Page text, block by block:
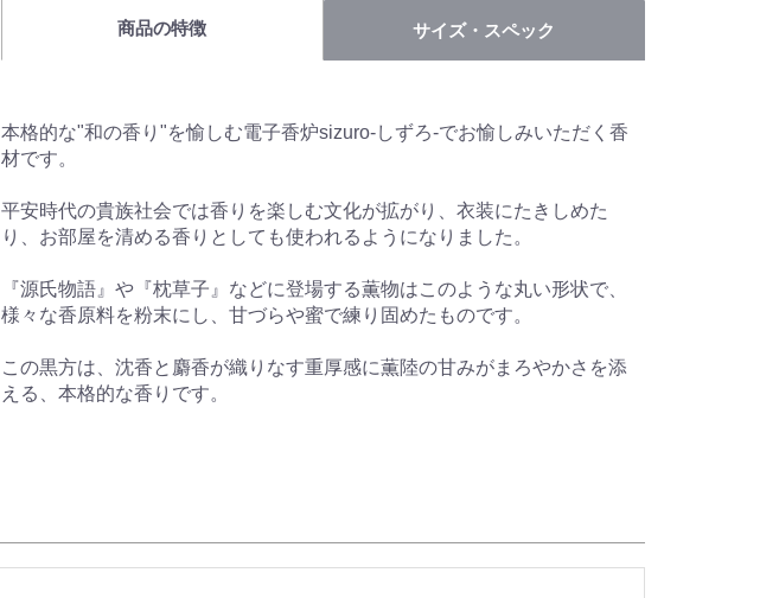
商品の特徴 サイズ・スペック
本格的な"和の香り"を愉しむ電子香炉sizuro-しずろ-でお愉しみいただく香
材です。
平安時代の貴族社会では香りを楽しむ文化が拡がり、衣装にたきしめた
り、お部屋を清める香りとしても使われるようになりました。
『源氏物語』や『枕草子』などに登場する薫物はこのような丸い形状で、
様々な香原料を粉末にし、甘づらや蜜で練り固めたものです。
この黒方は、沈香と麝香が織りなす重厚感に薫陸の甘みがまろやかさを添
える、本格的な香りです。